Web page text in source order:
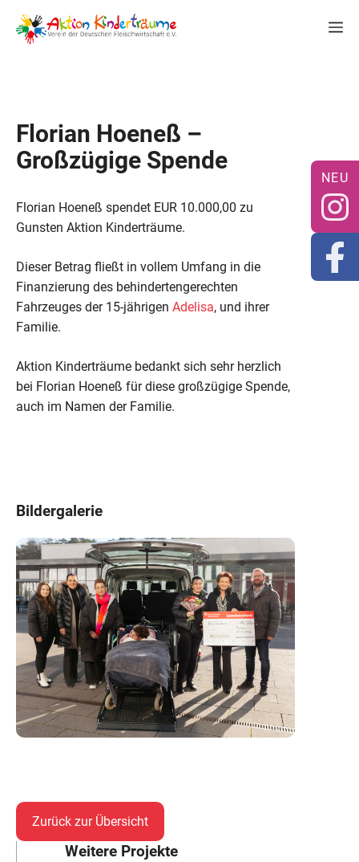
Inhalt
springen
Florian Hoeneß –
Großzügige Spende
Florian Hoeneß spendet EUR 10.000,00 zu
Gunsten Aktion Kinderträume.
Dieser Betrag fließt in vollem Umfang in die
Finanzierung des behindertengerechten
Fahrzeuges der 15-jährigen Adelisa, und ihrer
Familie.
Aktion Kinderträume bedankt sich sehr herzlich
bei Florian Hoeneß für diese großzügige Spende,
auch im Namen der Familie.
Bildergalerie
Zurück zur Übersicht
Weitere Projekte